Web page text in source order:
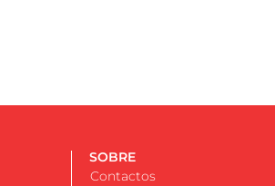
SOBRE
Contactos